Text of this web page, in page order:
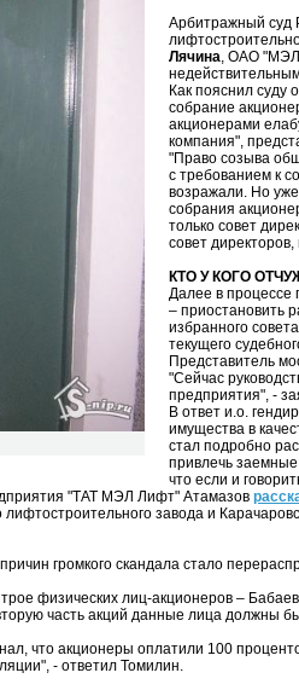
Арбитражный суд
Лячина, ОАО
Как пояснил суду
собрание
акционерами
компания",
"Право созыва
с требованием к
возражали. Но
собрания
только совет
совет
КТО У КОГО
Далее в процессе
– приостановить
избранного
текущего
Представитель
"Сейчас
предприятия", -
В ответ и.о.
имущества в
стал подробно
привлечь
что если и
"ТАТ МЭЛ Лифт" Атамазов
завода и
громкого скандала стало
физических лиц-акционеров –
часть акций данные лица должны
что акционеры оплатили 100
- ответил Томилин.